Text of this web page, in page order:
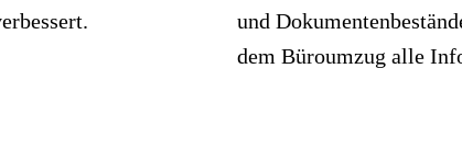
und
dem Büroumzug alle